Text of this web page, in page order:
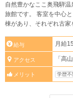
自然豊かなここ奥飛騨
旅館です。 客室を中心
棟があり、それぞれ古家
給与 月給
アクセス 「高
メリット 学歴不